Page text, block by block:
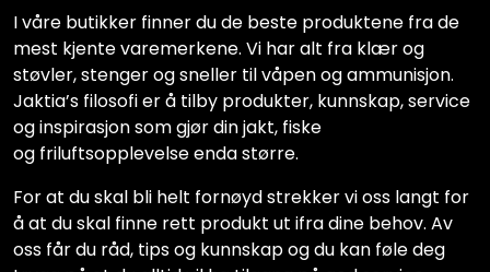
I våre butikker finner du de beste produktene fra de
mest kjente varemerkene. Vi har alt fra klær og
støvler, stenger og sneller til våpen og ammunisjon.
Jaktia’s filosofi er å tilby produkter, kunnskap, service
og inspirasjon som gjør din jakt, fiske
og friluftsopplevelse enda større.
For at du skal bli helt fornøyd strekker vi oss langt for
å at du skal finne rett produkt ut ifra dine behov. Av
oss får du råd, tips og kunnskap og du kan føle deg